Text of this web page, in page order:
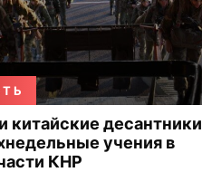
китайские десантники
учения в
КНР